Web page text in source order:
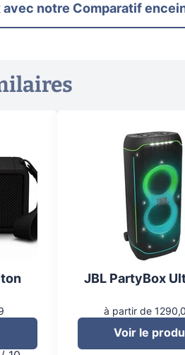
avec notre Comparatif
JBL PartyBox
à partir de
Voir le